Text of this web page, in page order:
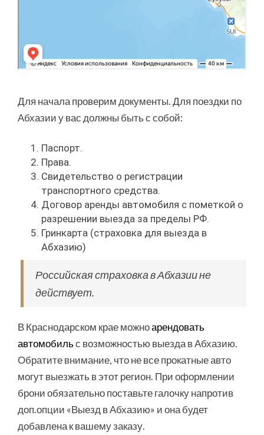
Для начала проверим документы. Для поездки по
Абхазии у вас должны быть с собой:
Паспорт.
Права.
Свидетельство о регистрации
транспортного средства.
Договор аренды автомобиля с пометкой о
разрешении выезда за пределы РФ.
Гринкарта (страховка для выезда в
Абхазию)
Российская страховка в Абхазии не
действует.
В Краснодарском крае можноарендовать
автомобильс возможностью выезда в Абхазию.
Обратите внимание, что не все прокатные авто
могут выезжать в этот регион. При оформлении
брони обязательно поставьте галочку напротив
доп.опции «Выезд в Абхазию» и она будет
добавлена к вашему заказу.